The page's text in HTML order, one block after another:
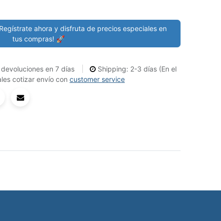
ahora y disfruta de precios especiales en
tus compras! 🚀
devoluciones en 7 días
Shipping: 2-3 días (En el
cotizar envío con customer service